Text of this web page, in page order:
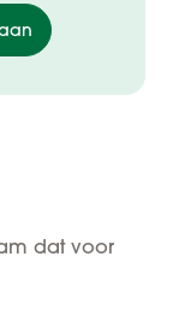
dat voor